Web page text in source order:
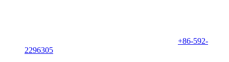
+86-592-
2296305